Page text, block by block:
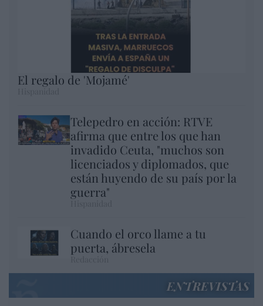
El regalo de 'Mojamé'
Telepedro en acción: RTVE
afirma que entre los que han
invadido Ceuta, "muchos son
licenciados y diplomados, que
están huyendo de su país por la
guerra"
Cuando el orco llame a tu
puerta, ábresela
ENTREVISTAS